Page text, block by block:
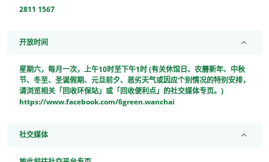
2811 1567
开放时间
星期六，每月一次，上午10时至下午1时 (有关休馆日、农曆新年、中秋
节、冬至、圣诞假期、元旦前夕、恶劣天气或因应个别情况的特别安排，
请浏览相关「回收环保站」或「回收便利点」的社交媒体专页。)
https://www.facebook.com/6green.wanchai
社交媒体